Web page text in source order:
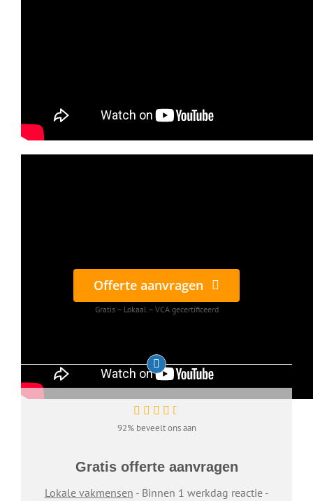
Offerte aanvragen
Gratis – Lokaal – VCA gecertificeerd
92% beveelt ons aan
Gratis offerte aanvragen
Lokale vakmensen - Binnen 1 werkdag reactie -